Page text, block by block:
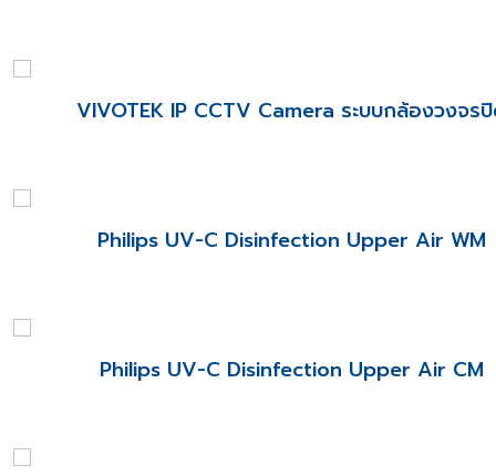
VIVOTEK IP CCTV Camera ระบบกล้องวงจร
Philips UV-C Disinfection Upper Air WM
Philips UV-C Disinfection Upper Air CM